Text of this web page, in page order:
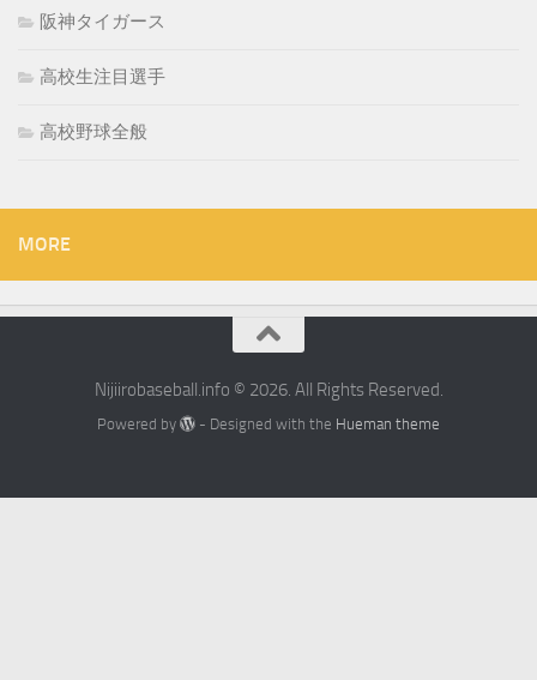
阪神タイガース
高校生注目選手
高校野球全般
MORE
Nijiirobaseball.info © 2026. All Rights Reserved.
Powered by - Designed with the Hueman theme